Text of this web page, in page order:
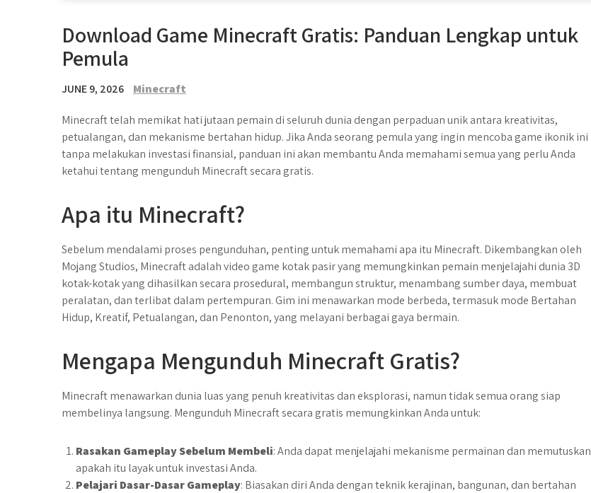
Download Game Minecraft Gratis: Panduan Lengkap untuk
Pemula
JUNE 9, 2026 Minecraft
Minecraft telah memikat hati jutaan pemain di seluruh dunia dengan perpaduan unik antara kreativitas,
petualangan, dan mekanisme bertahan hidup. Jika Anda seorang pemula yang ingin mencoba game ikonik ini
tanpa melakukan investasi finansial, panduan ini akan membantu Anda memahami semua yang perlu Anda
ketahui tentang mengunduh Minecraft secara gratis.
Apa itu Minecraft?
Sebelum mendalami proses pengunduhan, penting untuk memahami apa itu Minecraft. Dikembangkan oleh
Mojang Studios, Minecraft adalah video game kotak pasir yang memungkinkan pemain menjelajahi dunia 3D
kotak-kotak yang dihasilkan secara prosedural, membangun struktur, menambang sumber daya, membuat
peralatan, dan terlibat dalam pertempuran. Gim ini menawarkan mode berbeda, termasuk mode Bertahan
Hidup, Kreatif, Petualangan, dan Penonton, yang melayani berbagai gaya bermain.
Mengapa Mengunduh Minecraft Gratis?
Minecraft menawarkan dunia luas yang penuh kreativitas dan eksplorasi, namun tidak semua orang siap
membelinya langsung. Mengunduh Minecraft secara gratis memungkinkan Anda untuk:
Rasakan Gameplay Sebelum Membeli: Anda dapat menjelajahi mekanisme permainan dan memutuskan
apakah itu layak untuk investasi Anda.
Pelajari Dasar-Dasar Gameplay: Biasakan diri Anda dengan teknik kerajinan, bangunan, dan bertahan